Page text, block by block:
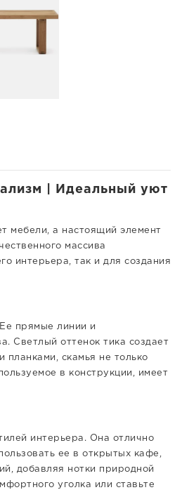
| Идеальный уют
мебели, а настоящий элемент
массива
интерьера, так и для создания
прямые линии и
Светлый оттенок тика создает
скамья не только
в конструкции, имеет
интерьера. Она отлично
ее в открытых кафе,
добавляя нотки природной
уголка или ставьте